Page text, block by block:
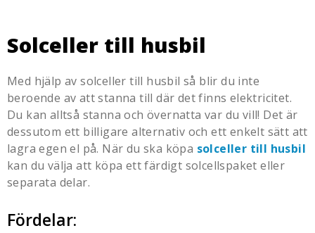
Solceller till husbil
Med hjälp avsolceller till husbil så blir du inte
beroende av att stanna till där det finns elektricitet.
Du kan alltså stanna och övernatta var du vill! Det är
dessutom ett billigare alternativ och ett enkelt sätt att
lagra egen el på. När du ska köpa solceller till husbil
kan du välja att köpa ett färdigt solcellspaket eller
separata delar.
Fördelar: